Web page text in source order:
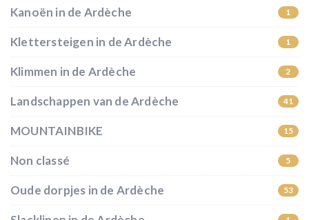
Kanoën in de Ardèche 1
Klettersteigen in de Ardèche 1
Klimmen in de Ardèche 2
Landschappen van de Ardèche 41
MOUNTAINBIKE 15
Non classé 5
Oude dorpjes in de Ardèche 53